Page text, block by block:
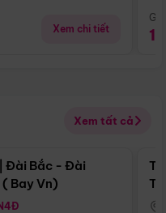
Xem chi tiết
Xem tất cả
Điểm nổi bật
Đài Bắc - Đài
Bay Vn)